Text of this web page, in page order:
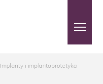
Implanty i implantoprotetyka